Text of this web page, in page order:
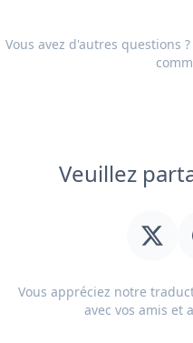
Vous avez d'autres questions
Veuillez
Vous appréciez notre
avec vos amis et